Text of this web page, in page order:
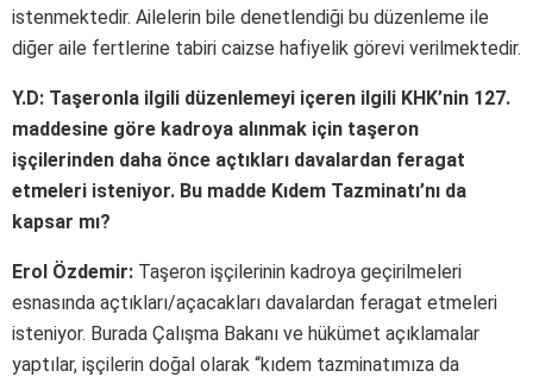
istenmektedir. Ailelerin bile denetlendiği bu düzenleme ile
diğer aile fertlerine tabiri caizse hafiyelik görevi verilmektedir.
Y.D: Taşeronla ilgili düzenlemeyi içeren ilgili KHK’nin 127.
maddesine göre kadroya alınmak için taşeron
işçilerinden daha önce açtıkları davalardan feragat
etmeleri isteniyor. Bu madde Kıdem Tazminatı’nı da
kapsar mı?
Erol Özdemir: Taşeron işçilerinin kadroya geçirilmeleri
esnasında açtıkları/açacakları davalardan feragat etmeleri
isteniyor. Burada Çalışma Bakanı ve hükümet açıklamalar
yaptılar, işçilerin doğal olarak “kıdem tazminatımıza da